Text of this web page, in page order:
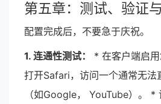
第五章：测试、验证
配置完成后，不要急于庆祝。
1. 连通性测试：
* 在客户端启
打开Safari，访问一个通常无法
（如Google， YouTube）。 *